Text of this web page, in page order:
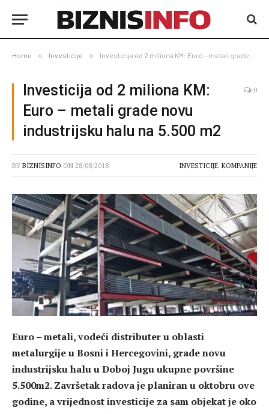
Home » Investicije » Investicija od 2 miliona KM: Euro – metali grade novu industrijsku halu na 5.500 m2
Investicija od 2 miliona KM:
Euro – metali grade novu
industrijsku halu na 5.500 m2
0
BY BIZNISINFO ON 28/08/2018 INVESTICIJE, KOMPANIJE
Euro – metali, vodeći distributer u oblasti
metalurgije u Bosni i Hercegovini, grade novu
industrijsku halu u Doboj Jugu ukupne površine
5.500m2. Završetak radova je planiran u oktobru ove
godine, a vrijednost investicije za sam objekat je oko